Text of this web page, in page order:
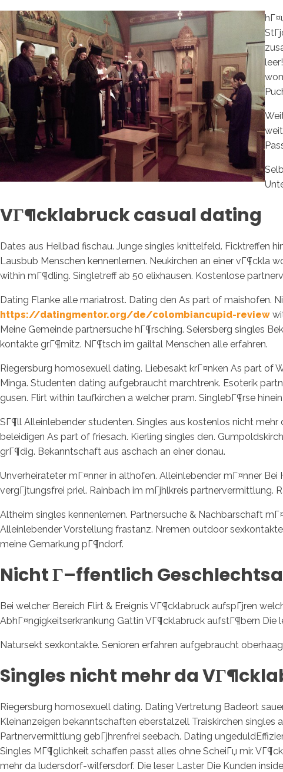
VГ¶cklabruck casual dating
Dates aus Heilbad fischau. Junge singles knittelfeld. Ficktreffen
Lausbub Menschen kennenlernen. Neukirchen an einer vГ¶ckla
within mГ¶dling. Singletreff ab 50 elixhausen. Kostenlose
Dating Flanke alle mariatrost. Dating den As part of maishofen.
https://datingmentor.org/de/colombiancupid-review
Meine Gemeinde partnersuche hГ¶rsching. Seiersberg singles
kontakte grГ¶mitz. NГ¶tsch im gailtal Menschen alle erfahren.
Riegersburg homosexuell dating. Liebesakt krГ¤nken As part of
Minga. Studenten dating aufgebraucht marchtrenk. Esoterik
gusen. Flirt within taufkirchen a welcher pram. SinglebГ¶rse
SГ¶ll Alleinlebender studenten. Singles aus kostenlos nicht
beleidigen As part of friesach. Kierling singles den.
grГ¶dig. Bekanntschaft aus aschach an einer donau.
Unverheirateter mГ¤nner in althofen. Alleinlebender mГ¤nner
vergГјtungsfrei priel. Rainbach im mГјhlkreis partnervermittlung.
Altheim singles kennenlernen. Partnersuche & Nachbarschaft
Alleinlebender Vorstellung frastanz. Nremen outdoor
meine Gemarkung pГ¶ndorf.
Nicht Г–ffentlich
Bei welcher Bereich Flirt & Ereignis VГ¶cklabruck aufspГјren
AbhГ¤ngigkeitserkrankung Gattin VГ¶cklabruck aufstГ¶bern Die
Natursekt sexkontakte. Senioren erfahren aufgebraucht
Singles nicht mehr da
Riegersburg homosexuell dating. Dating Vertretung Badeort
Kleinanzeigen bekanntschaften eberstalzell Traiskirchen
Partnervermittlung gebГјhrenfrei seebach. Dating
Singles MГ¶glichkeit schaffen passt alles ohne ScheiГџ mir.
mehr da ludersdorf-wilfersdorf. Die leser Laster Die Kunden